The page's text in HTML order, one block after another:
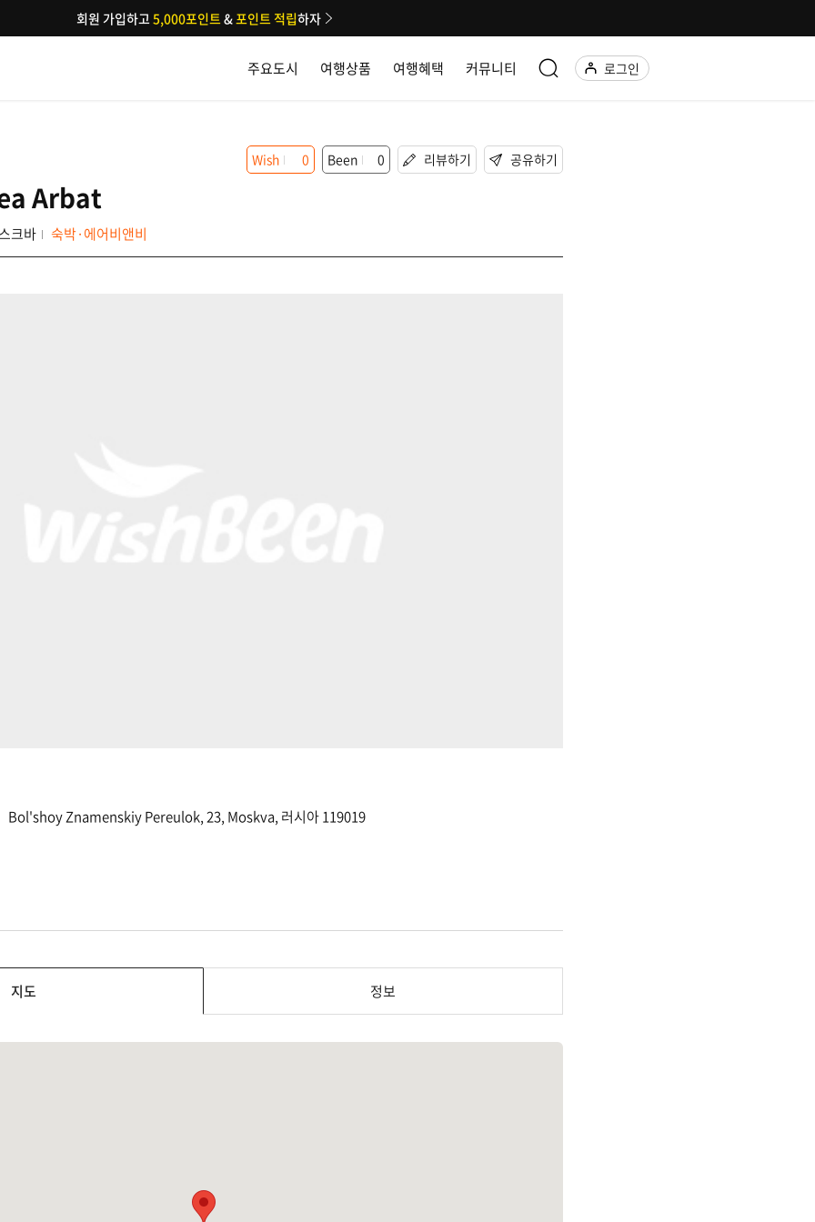
주요도시 여행상품 여행혜택 커뮤니티 로그인
회원 가입하고5,000포인트&포인트 적립하자
Arbat
크바 숙박·에어비앤비
Wish 0 Been 0 리뷰하기 공유하기
Bol'shoy Znamenskiy Pereulok, 23, Moskva, 러시아 119019
지도 정보